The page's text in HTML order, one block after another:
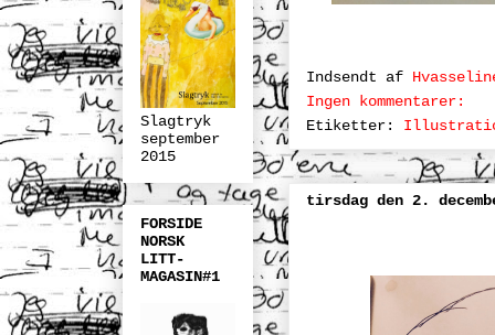
Indsendt af
Ingen kommentarer:
Etiketter:
tirsdag den 2.
Slagtryk
september
2015
FORSIDE
NORSK
LITT-
MAGASIN#1